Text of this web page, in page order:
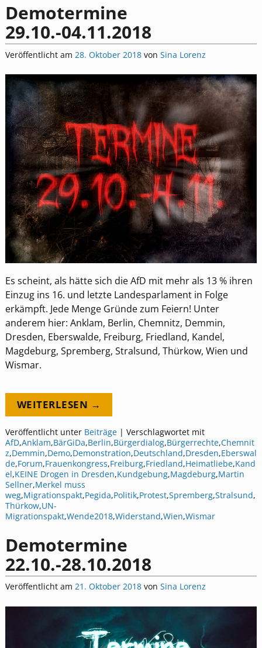
Demotermine
29.10.-04.11.2018
Veröffentlicht am 28. Oktober 2018 von Sina Lorenz
Es scheint, als hätte sich die AfD mit mehr als 13 % ihren
Einzug ins 16. und letzte Landesparlament in Folge
erkämpft. Jede Menge Gründe zum Feiern! Unter
anderem hier: Anklam, Berlin, Chemnitz, Demmin,
Dresden, Eberswalde, Freiburg, Friedland, Kandel,
Magdeburg, Spremberg, Stralsund, Thürkow, Wien und
Wismar.
WEITERLESEN →
Veröffentlicht unter Beiträge| Verschlagwortet mit
AfD,Anklam,BärGiDa,Berlin,Bürgerdialog,Bürgerrechte,Chemnit
z,Demmin,Demo,Demonstration,Deutschland,Dresden,Eberswal
de,Forum,Frauenkongress,Freiburg,Friedland,Heimatliebe,Kand
el,KEINE Drogen in Dresden,Kundgebung,Magdeburg,Martin
Sellner,Merkel muss
weg,Migrationspakt,Pegida,Politik,Protest,Spremberg,Stralsund,
Thürkow,UN-
Migrationspakt,Wende2018,Widerstand,Wien,Wismar
Demotermine
22.10.-28.10.2018
Veröffentlicht am 21. Oktober 2018 von Sina Lorenz